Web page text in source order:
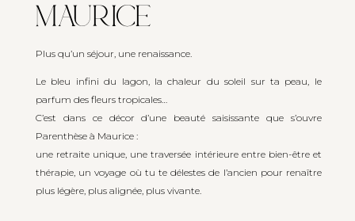
MAURICE
Plus qu’un séjour, une renaissance.
Le bleu infini du lagon, la chaleur du soleil sur ta peau, le
parfum des fleurs tropicales…
C’est dans ce décor d’une beauté saisissante que s’ouvre
Parenthèse à Maurice :
une retraite unique, une traversée intérieure entre bien-être et
thérapie, un voyage où tu te délestes de l’ancien pour renaître
plus légère, plus alignée, plus vivante.